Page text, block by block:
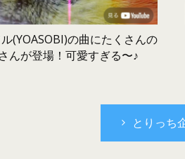
(YOASOBI)の曲にたくさんの
んが登場！可愛すぎる〜♪
とりっち